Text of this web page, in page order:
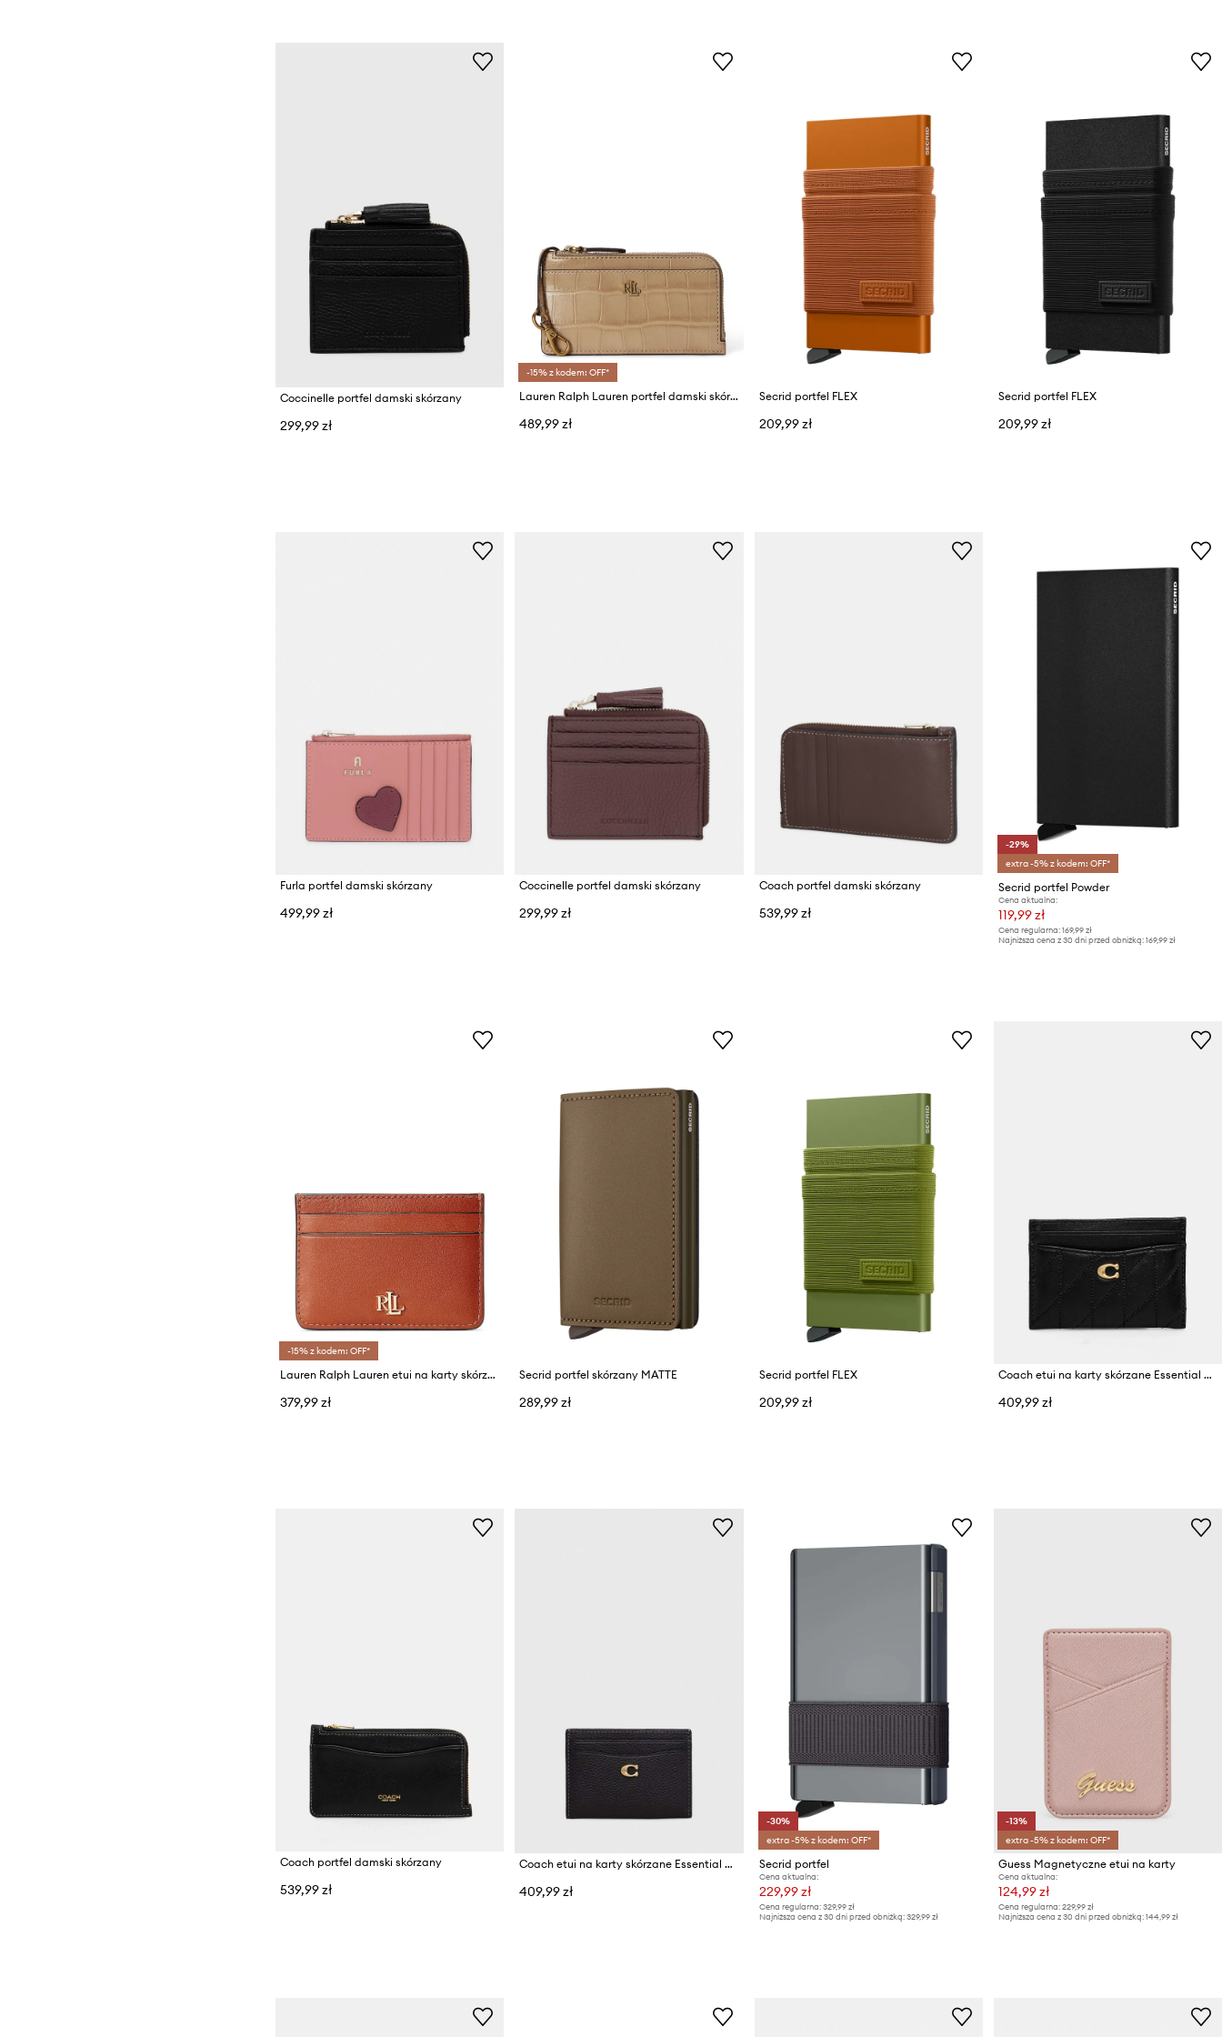
Coccinelle portfel damski skórzany
299,99 zł
-15% z kodem: OFF*
Lauren Ralph Lauren portfel damski skórzany
489,99 zł
Secrid portfel FLEX
209,99 zł
Secrid portfel FLEX
209,99 zł
Furla portfel damski skórzany
499,99 zł
Coccinelle portfel damski skórzany
299,99 zł
Coach portfel damski skórzany
539,99 zł
-29%
extra -5% z kodem: OFF*
Secrid portfel Powder
Cena aktualna:
119,99 zł
Cena regularna: 169,99 zł
Najniższa cena z 30 dni przed obniżką: 169,99 zł
-15% z kodem: OFF*
Lauren Ralph Lauren etui na karty skórzane 432876732002
379,99 zł
Secrid portfel skórzany MATTE
289,99 zł
Secrid portfel FLEX
209,99 zł
Coach etui na karty skórzane Essential Card Case
409,99 zł
Coach portfel damski skórzany
539,99 zł
Coach etui na karty skórzane Essential Card Case
409,99 zł
-30%
extra -5% z kodem: OFF*
Secrid portfel
Cena aktualna:
229,99 zł
Cena regularna: 329,99 zł
Najniższa cena z 30 dni przed obniżką: 329,99 zł
-13%
extra -5% z kodem: OFF*
Guess Magnetyczne etui na karty
Cena aktualna:
124,99 zł
Cena regularna: 229,99 zł
Najniższa cena z 30 dni przed obniżką: 144,99 zł